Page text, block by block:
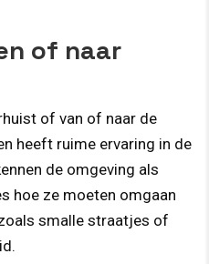
of naar
of van of naar de
heeft ruime ervaring in de
de omgeving als
hoe ze moeten omgaan
smalle straatjes of